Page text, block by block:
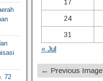
17
24
31
« Jul
← Previous Image
72